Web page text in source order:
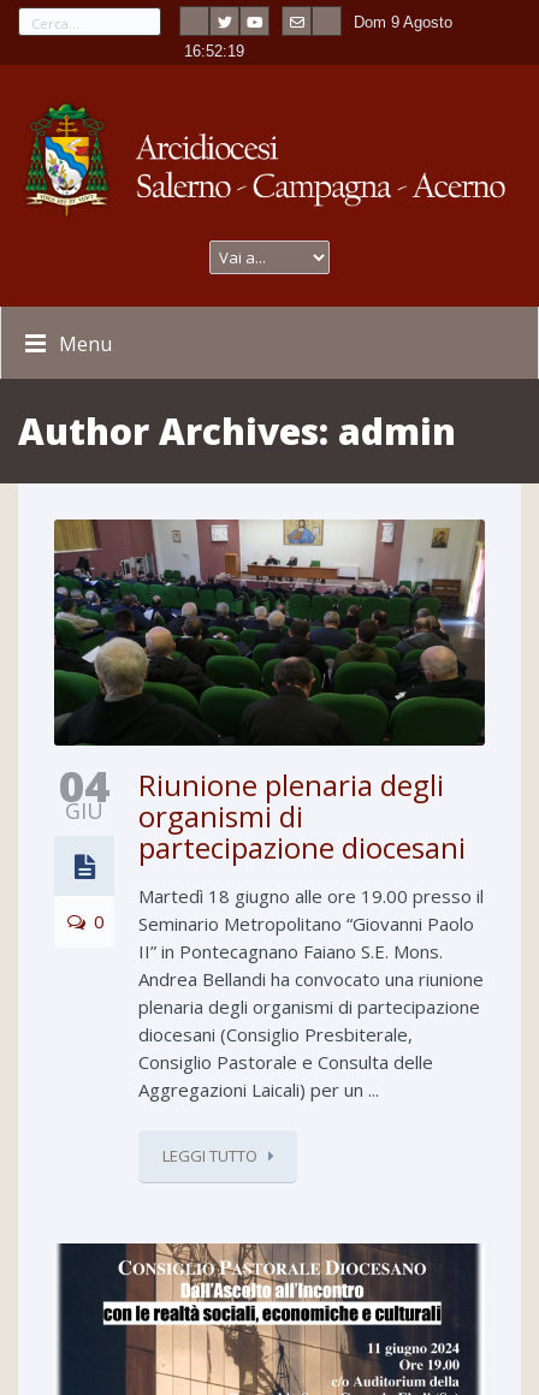
Dom 9 Agosto
16:52:20
Menu
Author Archives: admin
04
GIU
0
Riunione plenaria degli
organismi di
partecipazione diocesani
Martedì 18 giugno alle ore 19.00 presso il
Seminario Metropolitano “Giovanni Paolo
II” in Pontecagnano Faiano S.E. Mons.
Andrea Bellandi ha convocato una riunione
plenaria degli organismi di partecipazione
diocesani (Consiglio Presbiterale,
Consiglio Pastorale e Consulta delle
Aggregazioni Laicali) per un ...
LEGGI TUTTO